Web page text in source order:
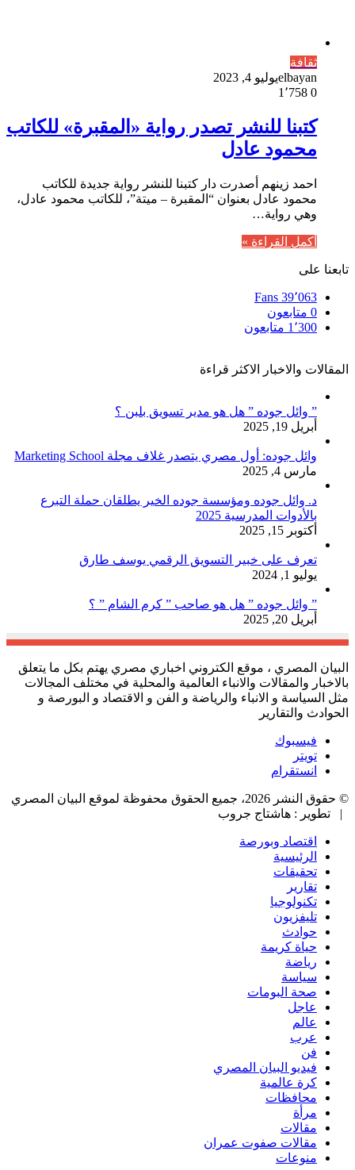
ثقافة
elbayanيوليو 4, 2023
0
كتبنا للنشر تصدر رواية «المقبرة» للكاتب
محمود عادل
احمد زينهم أصدرت دار كتبنا للنشر رواية جديدة للكاتب
محمود عادل بعنوان “المقبرة – ميتة”، للكاتب محمود عادل،
وهي رواية…
أكمل القراءة »
تابعنا على
39٬063 Fans
0 متابعون
1٬300 متابعون
المقالات والاخبار الاكثر قراءة
” وائل جوده ” هل هو مدير تسويق بلبن ؟
أبريل 19, 2025
وائل جوده: أول مصري يتصدر غلاف مجلة Marketing School
مارس 4, 2025
د. وائل جوده ومؤسسة جوده الخير يطلقان حملة التبرع
بالأدوات المدرسية 2025
أكتوبر 15, 2025
تعرف على خبير التسويق الرقمي يوسف طارق
يوليو 1, 2024
” وائل جوده ” هل هو صاحب ” كرم الشام ” ؟
أبريل 20, 2025
البيان المصري ، موقع الكتروني اخباري مصري يهتم بكل ما يتعلق
بالاخبار والمقالات والانباء العالمية والمحلية في مختلف المجالات
مثل السياسة و الانباء والرياضة و الفن و الاقتصاد و البورصة و
الحوادث والتقارير
فيسبوك
تويتر
انستقرام
© حقوق النشر 2026، جميع الحقوق محفوظة لموقع البيان المصري
| تطوير : هاشتاج جروب
اقتصاد وبورصة
الرئيسية
تحقيقات
تقارير
تكنولوجيا
تليفزيون
حوادث
حياة كريمة
رياضة
سياسة
صحة البومات
عاجل
عالم
عرب
فن
فيديو البيان المصري
كرة عالمية
محافظات
مرأة
مقالات
مقالات صفوت عمران
منوعات